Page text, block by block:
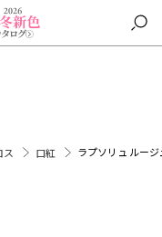
ス 口紅 ラプソリュ ルー